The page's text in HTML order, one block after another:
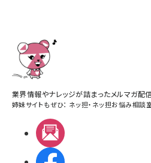
業界情報やナレッジが詰まったメルマガ配信
姉妹サイトもぜひ： ネッ担・ ネッ担お悩み相談